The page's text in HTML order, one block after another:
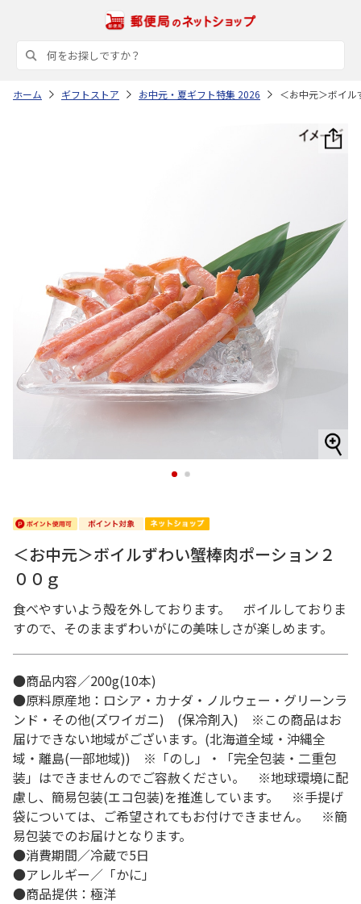
ホーム ギフトストア お中元・夏ギフト特集 2026 ＜お中元＞ボイ
1 2
＜お中元＞ボイルずわい蟹棒肉ポーション２
００ｇ
食べやすいよう殻を外しております。 ボイルしておりま
すので、そのままずわいがにの美味しさが楽しめます。
●商品内容／200g(10本)
●原料原産地：ロシア・カナダ・ノルウェー・グリーンラ
ンド・その他(ズワイガニ) (保冷剤入) ※この商品はお
届けできない地域がございます。(北海道全域・沖縄全
域・離島(一部地域)) ※「のし」・「完全包装・二重包
装」はできませんのでご容赦ください。 ※地球環境に配
慮し、簡易包装(エコ包装)を推進しています。 ※手提げ
袋については、ご希望されてもお付けできません。 ※簡
易包装でのお届けとなります。
●消費期間／冷蔵で5日
●アレルギー／「かに」
●商品提供：極洋